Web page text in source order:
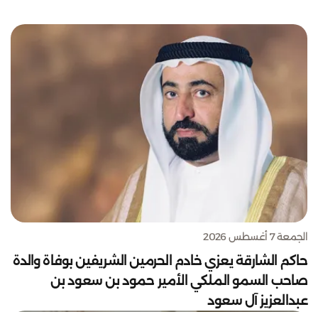
الجمعة 7 أغسطس 2026
حاكم الشارقة يعزي خادم الحرمين الشريفين بوفاة والدة
صاحب السمو الملكي الأمير حمود بن سعود بن
عبدالعزيز آل سعود